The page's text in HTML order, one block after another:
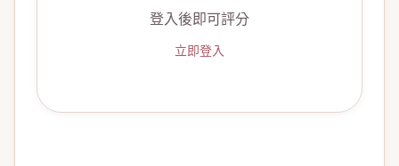
登入後即可評分
立即登入